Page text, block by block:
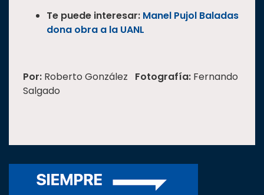
Te puede interesar: Manel Pujol Baladas
dona obra a la UANL
Por: Roberto González Fotografía: Fernando
Salgado